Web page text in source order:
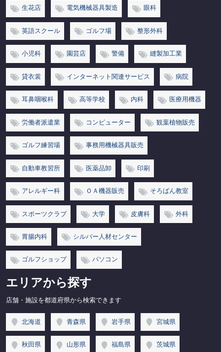
生花店 電気機械器具製造 眼科
英語スクール ゴルフ場 整形外科
小児科 園芸店 警備 縫製加工業
貸衣裳 インターネット関連サービス 病院
耳鼻咽喉科 高等学校 内科 医療用機器
労働者派遣業 コンピューター 観葉植物販売
ゴルフ練習場 事務用機械器具販売
自動車教習所 医薬品卸 印刷
アレルギー科 ＯＡ機器販売 そろばん教室
スポーツクラブ 大学 皮膚科 外科
胃腸内科 シルバー人材センター
ゴルフショップ パソコン
エリアから探す
店舗・施設を都道府県から検索できます
北海道 青森県 岩手県 宮城県
秋田県 山形県 福島県 茨城県